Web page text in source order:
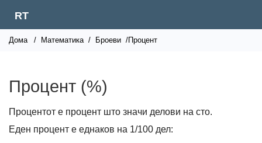
RT
Дома / Математика / Броеви /Процент
Процент (%)
Процентот е процент што значи делови на сто.
Еден процент е еднаков на 1/100 дел: